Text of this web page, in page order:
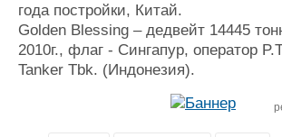
Конференции
Выставки и семинары
Флот
Галерея
Отзывы
года постройки, Китай.
Golden Blessing – дедвейт 14445
2010г., флаг - Сингапур, оператор
Tanker Tbk. (Индонезия).